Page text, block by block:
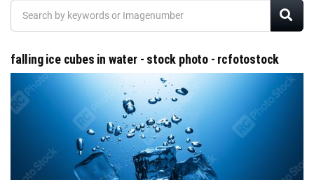
falling ice cubes in water - stock photo - rcfotostock